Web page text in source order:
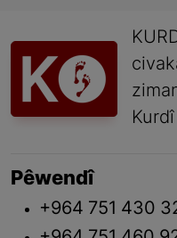
Pêwendî
+964 751 430